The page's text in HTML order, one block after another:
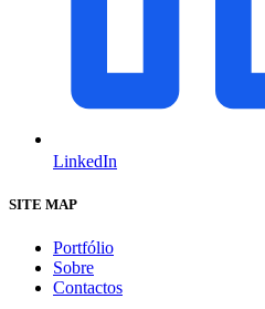
LinkedIn
SITE MAP
Portfólio
Sobre
Contactos